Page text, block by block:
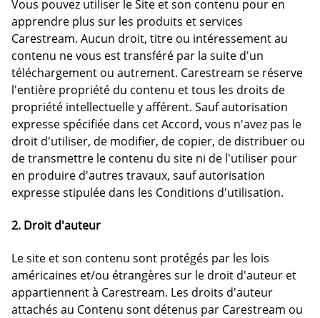
Vous pouvez utiliser le Site et son contenu pour en
apprendre plus sur les produits et services
Carestream. Aucun droit, titre ou intéressement au
contenu ne vous est transféré par la suite d'un
téléchargement ou autrement. Carestream se réserve
l'entière propriété du contenu et tous les droits de
propriété intellectuelle y afférent. Sauf autorisation
expresse spécifiée dans cet Accord, vous n'avez pas le
droit d'utiliser, de modifier, de copier, de distribuer ou
de transmettre le contenu du site ni de l'utiliser pour
en produire d'autres travaux, sauf autorisation
expresse stipulée dans les Conditions d'utilisation.
2. Droit d'auteur
Le site et son contenu sont protégés par les lois
américaines et/ou étrangères sur le droit d'auteur et
appartiennent à Carestream. Les droits d'auteur
attachés au Contenu sont détenus par Carestream ou